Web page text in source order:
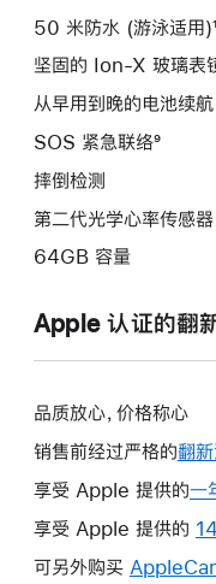
50 米防水 (游泳适用)¹
坚固的 Ion-X 玻璃表
从早用到晚的电池续
SOS 紧急联络⁹
摔倒检测
第二代光学心率传感器
64GB 容量
Apple 认证的翻
品质放心，价格称心
销售前经过严格的翻
享受 Apple 提供的一
享受 Apple 提供的
可另外购买